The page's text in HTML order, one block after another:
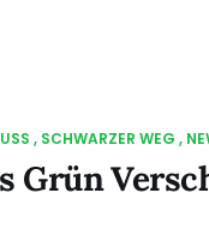
SCHWARZER WEG
Grün